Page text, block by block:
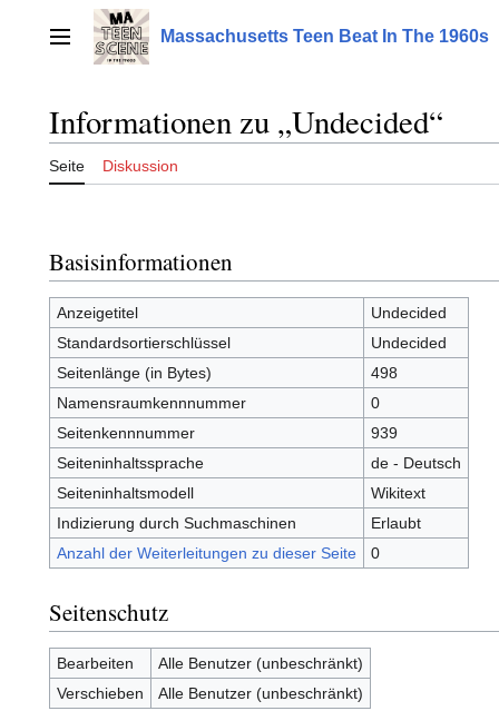
springenHauptmenü Massachusetts Teen Beat In The 1960s
Informationen zu „Undecided“
Seite Diskussion
Basisinformationen
Anzeigetitel
Undecided
Standardsortierschlüssel
Undecided
Seitenlänge (in Bytes)
498
Namensraumkennnummer
0
Seitenkennnummer
939
Seiteninhaltssprache
de - Deutsch
Seiteninhaltsmodell
Wikitext
Indizierung durch Suchmaschinen
Erlaubt
Anzahl der Weiterleitungen zu dieser Seite
0
Seitenschutz
Bearbeiten
Alle Benutzer (unbeschränkt)
Verschieben
Alle Benutzer (unbeschränkt)